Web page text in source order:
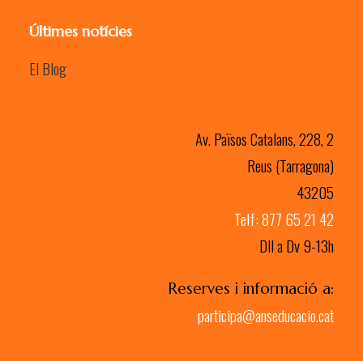
Últimes notícies
El Blog
Av. Països Catalans, 228, 2
Reus (Tarragona)
43205
Telf: 877 65 21 42
Dll a Dv 9-13h
Reserves i informació a:
participa@anseducacio.cat